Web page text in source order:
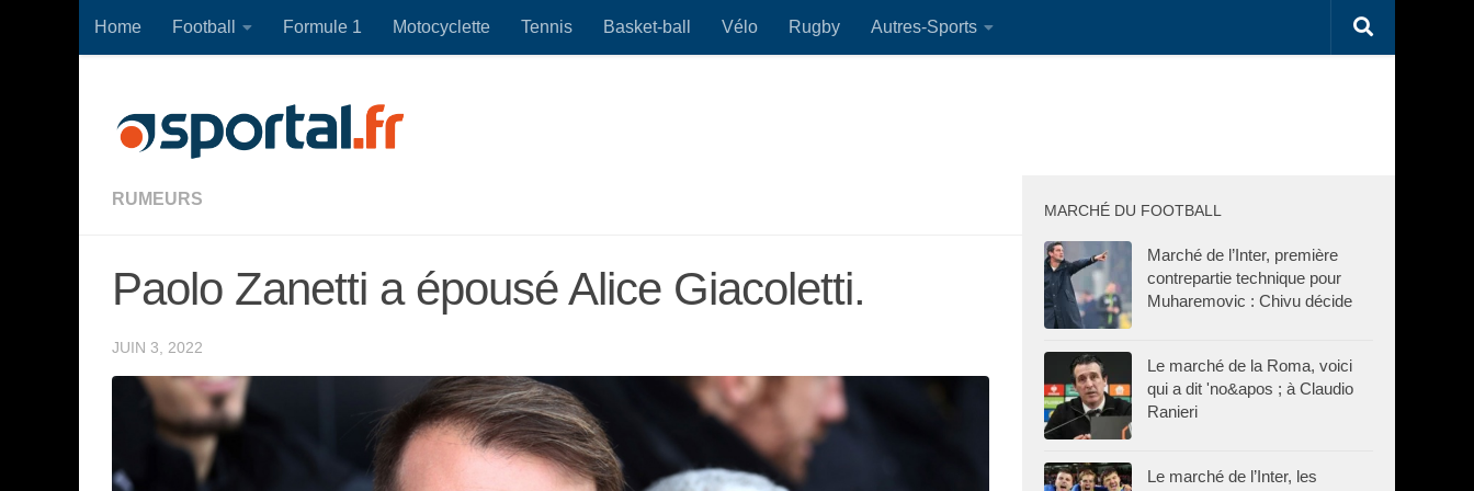
Skip to content
Home Football Formule 1 Motocyclette Tennis Basket-ball Vélo Rugby Autres-Sports
RUMEURS
Paolo Zanetti a épousé Alice Giacoletti.
JUIN 3, 2022
MARCHÉ DU FOOTBALL
Marché de l’Inter, première
contrepartie technique pour
Muharemovic : Chivu décide
Le marché de la Roma, voici
qui a dit 'no&apos ; à Claudio
Ranieri
Le marché de l’Inter, les